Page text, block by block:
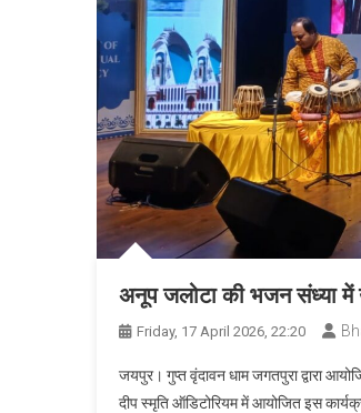
अनूप जलोटा की भजन संध्या में
Friday, 17 April 2026, 22:20
जयपुर। गुप्त वृंदावन धाम जगतपुरा द्वारा
दीप स्मृति ऑडिटोरियम में आयोजित इस